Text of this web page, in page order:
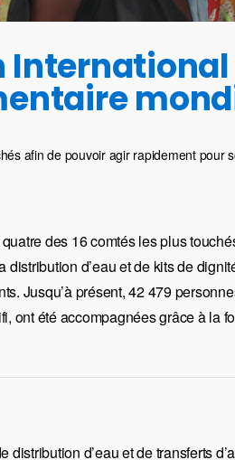
afin de pouvoir agir rapidement pour
des 16 comtés les plus
d’eau et de kits de
Jusqu’à présent, 42 479
ont été accompagnées grâce à la
d’eau et de transferts